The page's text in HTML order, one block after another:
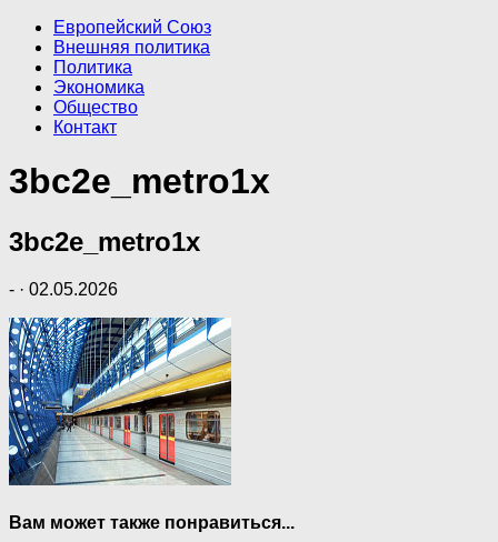
Европейский Союз
Внешняя политика
Политика
Экономика
Общество
Контакт
3bc2e_metro1x
3bc2e_metro1x
- · 02.05.2026
Вам может также понравиться...